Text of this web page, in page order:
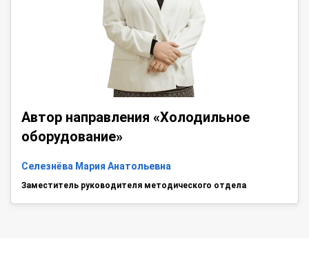
Автор направления «Холодильное
оборудование»
Селезнёва Мария Анатольевна
Заместитель руководителя методического отдела